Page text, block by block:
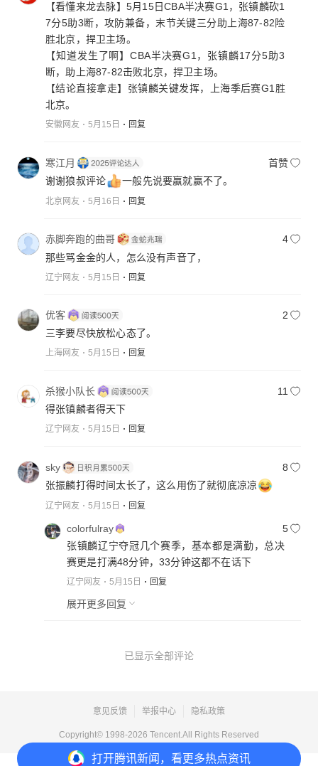
打开腾讯新闻，看更多热点资讯
【看懂来龙去脉】5月15日CBA半决赛G1，张镇麟砍1
7分5助3断，攻防兼备，末节关键三分助上海87-82险
胜北京，捍卫主场。
【知道发生了啊】CBA半决赛G1，张镇麟17分5助3
断，助上海87-82击败北京，捍卫主场。
【结论直接拿走】张镇麟关键发挥，上海季后赛G1胜
北京。
安徽网友 5月15日 回复
寒江月
首赞
谢谢狼叔评论
一般先说要赢就赢不了。
北京网友 5月16日 回复
赤脚奔跑的曲哥
4
那些骂金金的人，怎么没有声音了，
辽宁网友 5月15日 回复
优客
2
三李要尽快放松心态了。
上海网友 5月15日 回复
杀猴小队长
11
得张镇麟者得天下
辽宁网友 5月15日 回复
sky
8
张振麟打得时间太长了，这么用伤了就彻底凉凉
辽宁网友 5月15日 回复
colorfulray
5
张镇麟辽宁夺冠几个赛季，基本都是满勤，总决
赛更是打满48分钟，33分钟这都不在话下
辽宁网友 5月15日 回复
展开更多回复
已显示全部评论
意见反馈 举报中心 隐私政策
Copyright© 1998-2026 Tencent.All Rights Reserved